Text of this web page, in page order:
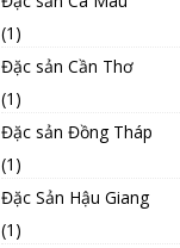
(1)
Đặc sản Cần Thơ
(1)
Đặc sản Đồng Tháp
(1)
Đặc Sản Hậu Giang
(1)